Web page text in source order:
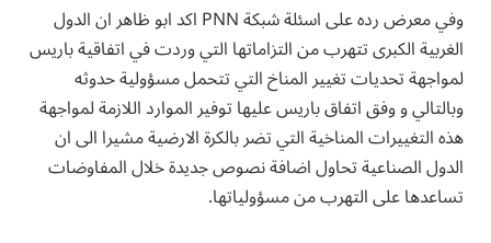
وفي معرض رده على اسئلة شبكة PNN اكد ابو ظاهر ان الدول
الغربية الكبرى تتهرب من التزاماتها التي وردت في اتفاقية باريس
لمواجهة تحديات تغيير المناخ التي تتحمل مسؤولية حدوثه
وبالتالي و وفق اتفاق باريس عليها توفير الموارد اللازمة لمواجهة
هذه التغييرات المناخية التي تضر بالكرة الارضية مشيرا الى ان
الدول الصناعية تحاول اضافة نصوص جديدة خلال المفاوضات
تساعدها على التهرب من مسؤولياتها.